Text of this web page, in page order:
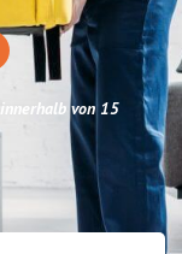
innerhalb von 15